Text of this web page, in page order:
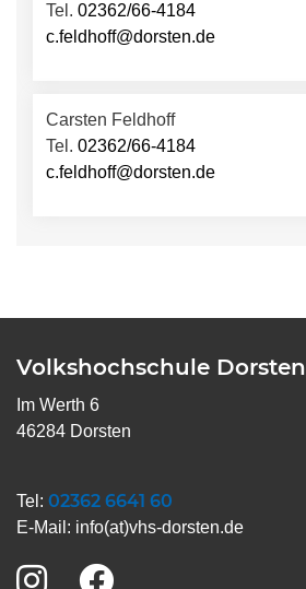
Tel. 02362/66-4184
c.feldhoff@dorsten.de
Carsten Feldhoff
Tel. 02362/66-4184
c.feldhoff@dorsten.de
Volkshochschule Dorsten
Im Werth 6
46284 Dorsten
Tel: 02362 6641 60
E-Mail: info(at)vhs-dorsten.de